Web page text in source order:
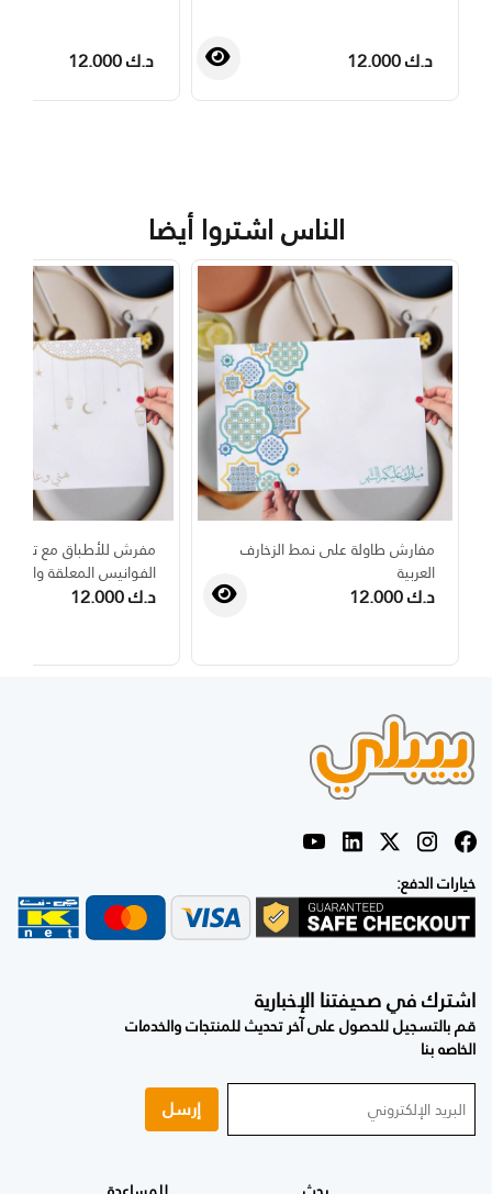
د.ك 12.000
د.ك 12.000
الناس اشتروا أيضا
مفارش طاولة على نمط الزخارف
العربية
د.ك 12.000
مفرش للأطباق مع
الفوانيس المعلقة
د.ك 12.000
خيارات الدفع:
اشترك في صحيفتنا الإخبارية
قم بالتسجيل للحصول على آخر تحديث للمنتجات والخدمات
الخاصه بنا
إرسل